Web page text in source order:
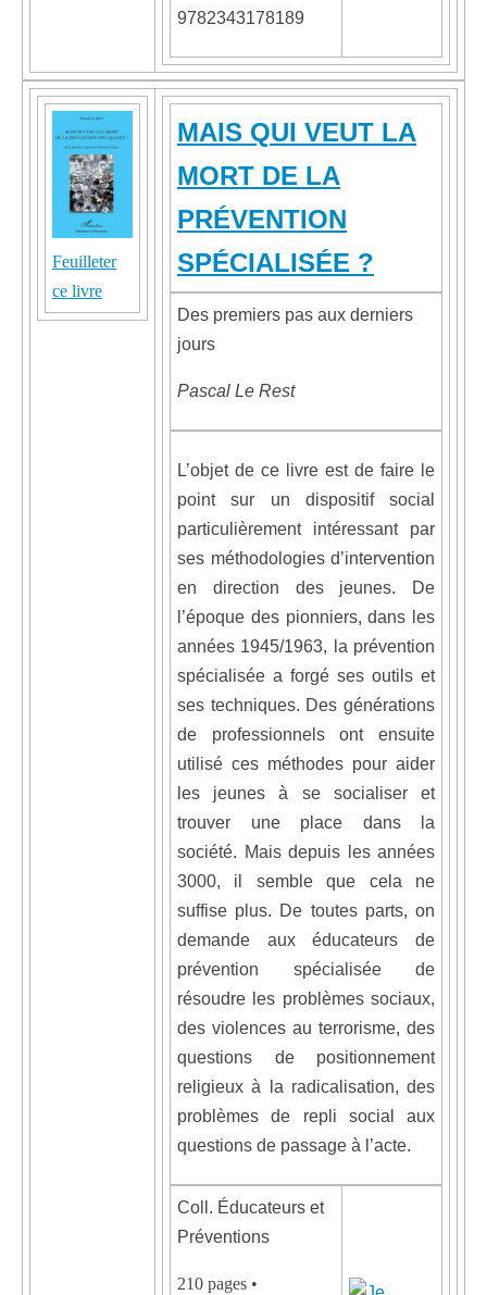
9782343178189
Feuilleter
ce livre
MAIS QUI VEUT LA
MORT DE LA
PRÉVENTION
SPÉCIALISÉE ?
Des premiers pas aux derniers
jours
Pascal Le Rest
L’objet de ce livre est de faire le
point sur un dispositif social
particulièrement intéressant par
ses méthodologies d’intervention
en direction des jeunes. De
l’époque des pionniers, dans les
années 1945/1963, la prévention
spécialisée a forgé ses outils et
ses techniques. Des générations
de professionnels ont ensuite
utilisé ces méthodes pour aider
les jeunes à se socialiser et
trouver une place dans la
société. Mais depuis les années
3000, il semble que cela ne
suffise plus. De toutes parts, on
demande aux éducateurs de
prévention spécialisée de
résoudre les problèmes sociaux,
des violences au terrorisme, des
questions de positionnement
religieux à la radicalisation, des
problèmes de repli social aux
questions de passage à l’acte.
Coll. Éducateurs et
Préventions
210 pages •